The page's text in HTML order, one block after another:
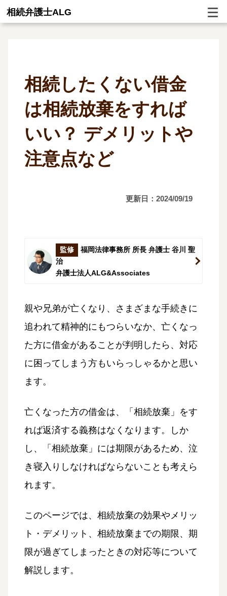
相続弁護士ALG
相続したくない借金
は相続放棄をすれば
いい？ デメリットや
注意点など
更新日：2024/09/19
監修
福岡法律事務所 所長 弁護士 谷川 聖
治
弁護士法人ALG&Associates
親や兄弟が亡くなり、さまざまな手続きに
追われて精神的にもつらいなか、亡くなっ
た方に借金があることが判明したら、対応
に困ってしまう方もいらっしゃるかと思い
ます。
亡くなった方の借金は、「相続放棄」をす
れば返済する義務はなくなります。しか
し、「相続放棄」には期限があるため、泣
き寝入りしなければならないことも考えら
れます。
このページでは、相続放棄の効果やメリッ
ト・デメリット、相続放棄までの期限、期
限が過ぎてしまったときの対応等について
解説します。